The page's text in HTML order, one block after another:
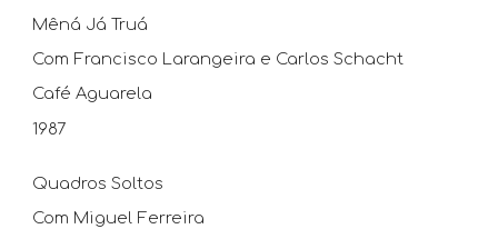
Mêná Já Truá
Com Francisco Larangeira e Carlos Schacht
Café Aguarela
1987
Quadros Soltos
Com Miguel Ferreira